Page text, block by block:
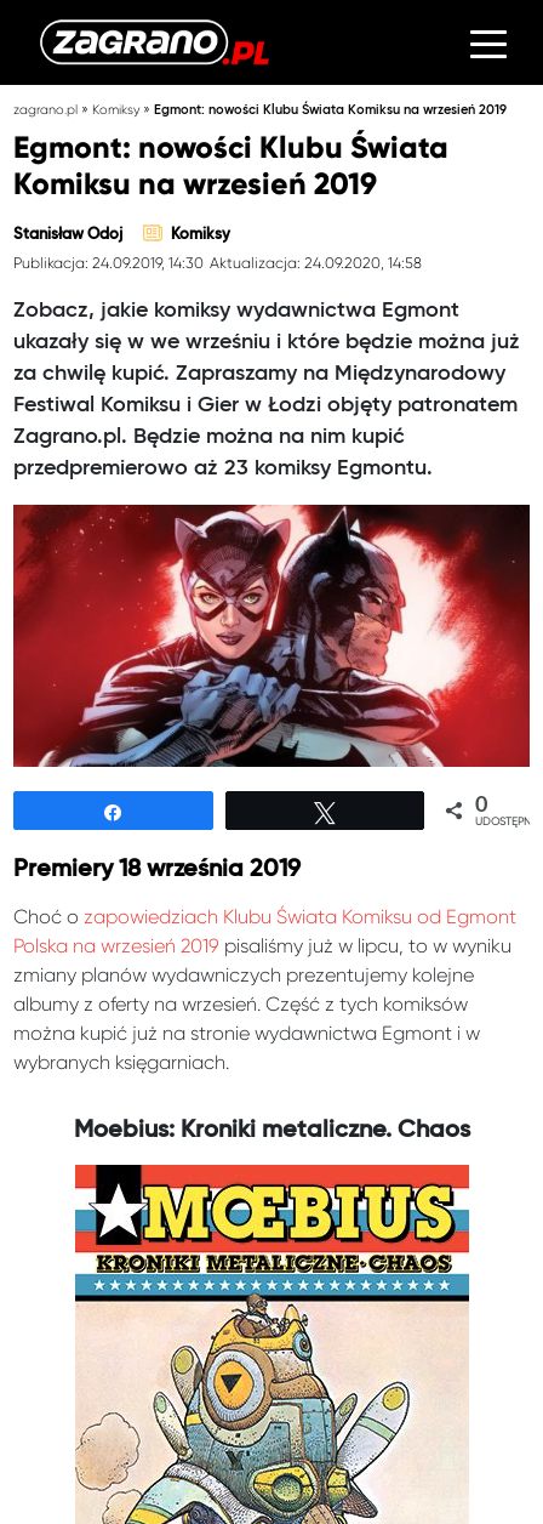
zagrano.pl » Komiksy»Egmont: nowości Klubu Świata Komiksu na wrzesień 2019
Egmont: nowości Klubu Świata
Komiksu na wrzesień 2019
Stanisław Odoj Komiksy
Publikacja: 24.09.2019, 14:30 Aktualizacja: 24.09.2020, 14:58
Zobacz, jakie komiksy wydawnictwa Egmont
ukazały się w we wrześniu i które będzie można już
za chwilę kupić. Zapraszamy na Międzynarodowy
Festiwal Komiksu i Gier w Łodzi objęty patronatem
Zagrano.pl. Będzie można na nim kupić
przedpremierowo aż 23 komiksy Egmontu.
0
Premiery 18 września 2019
Choć o zapowiedziach Klubu Świata Komiksu od Egmont
Polska na wrzesień 2019 pisaliśmy już w lipcu, to w wyniku
zmiany planów wydawniczych prezentujemy kolejne
albumy z oferty na wrzesień. Część z tych komiksów
można kupić już na stronie wydawnictwa Egmont i w
wybranych księgarniach.
Moebius: Kroniki metaliczne. Chaos